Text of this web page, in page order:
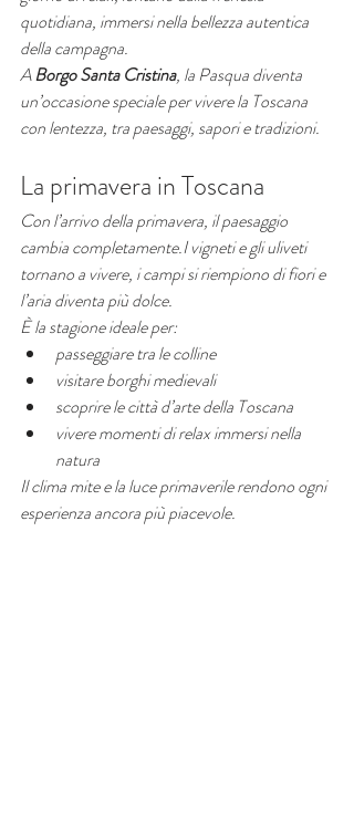
quotidiana, immersi nella bellezza autentica
della campagna.
A Borgo Santa Cristina, la Pasqua diventa
un’occasione speciale per vivere la Toscana
con lentezza, tra paesaggi, sapori e tradizioni.
La primavera in Toscana
Con l’arrivo della primavera, il paesaggio
cambia completamente.I vigneti e gli uliveti
tornano a vivere, i campi si riempiono di fiori e
l’aria diventa più dolce.
È la stagione ideale per:
passeggiare tra le colline
visitare borghi medievali
scoprire le città d’arte della Toscana
vivere momenti di relax immersi nella
natura
Il clima mite e la luce primaverile rendono ogni
esperienza ancora più piacevole.